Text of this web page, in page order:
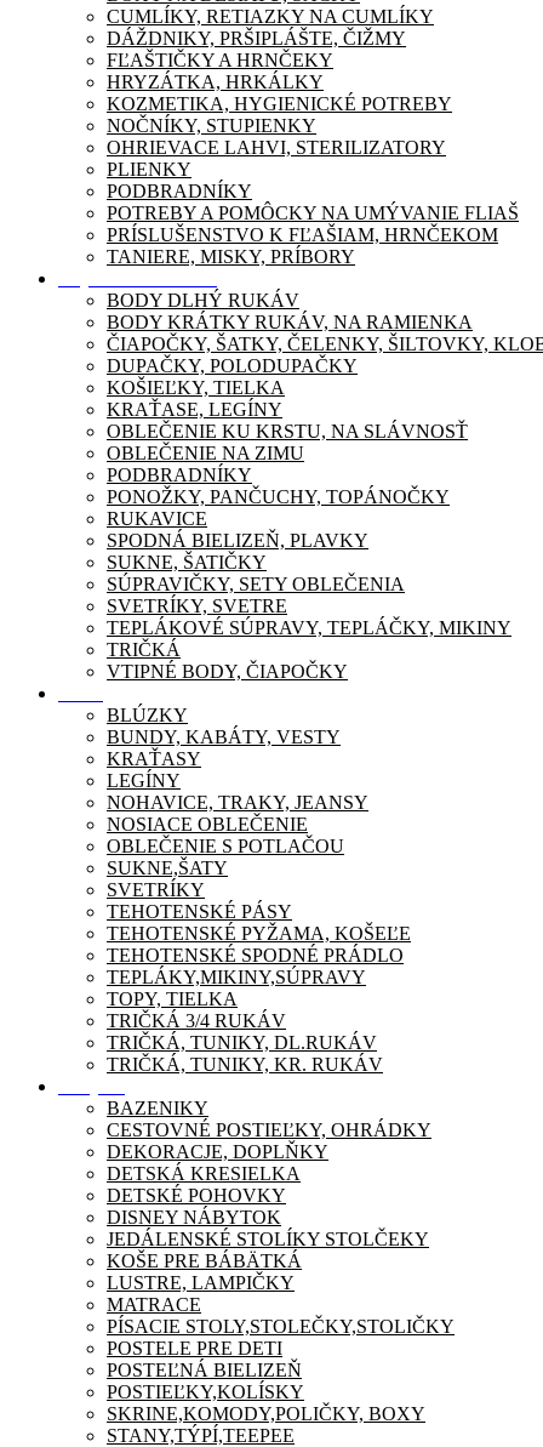
CUMLÍKY, RETIAZKY NA CUMLÍKY
DÁŽDNIKY, PRŠIPLÁŠTE, ČIŽMY
FĽAŠTIČKY A HRNČEKY
HRYZÁTKA, HRKÁLKY
KOZMETIKA, HYGIENICKÉ POTREBY
NOČNÍKY, STUPIENKY
OHRIEVACE LAHVI, STERILIZATORY
PLIENKY
PODBRADNÍKY
POTREBY A POMÔCKY NA UMÝVANIE FLIAŠ
PRÍSLUŠENSTVO K FĽAŠIAM, HRNČEKOM
TANIERE, MISKY, PRÍBORY
BODY DLHÝ RUKÁV
BODY KRÁTKY RUKÁV, NA RAMIENKA
ČIAPOČKY, ŠATKY, ČELENKY, ŠILTOVKY,
DUPAČKY, POLODUPAČKY
KOŠIEĽKY, TIELKA
KRAŤASE, LEGÍNY
OBLEČENIE KU KRSTU, NA SLÁVNOSŤ
OBLEČENIE NA ZIMU
PODBRADNÍKY
PONOŽKY, PANČUCHY, TOPÁNOČKY
RUKAVICE
SPODNÁ BIELIZEŇ, PLAVKY
SUKNE, ŠATIČKY
SÚPRAVIČKY, SETY OBLEČENIA
SVETRÍKY, SVETRE
TEPLÁKOVÉ SÚPRAVY, TEPLÁČKY, MIKINY
TRIČKÁ
VTIPNÉ BODY, ČIAPOČKY
BLÚZKY
BUNDY, KABÁTY, VESTY
KRAŤASY
LEGÍNY
NOHAVICE, TRAKY, JEANSY
NOSIACE OBLEČENIE
OBLEČENIE S POTLAČOU
SUKNE,ŠATY
SVETRÍKY
TEHOTENSKÉ PÁSY
TEHOTENSKÉ PYŽAMA, KOŠEĽE
TEHOTENSKÉ SPODNÉ PRÁDLO
TEPLÁKY,MIKINY,SÚPRAVY
TOPY, TIELKA
TRIČKÁ 3/4 RUKÁV
TRIČKÁ, TUNIKY, DL.RUKÁV
TRIČKÁ, TUNIKY, KR. RUKÁV
BAZENIKY
CESTOVNÉ POSTIEĽKY, OHRÁDKY
DEKORACJE, DOPLŇKY
DETSKÁ KRESIELKA
DETSKÉ POHOVKY
DISNEY NÁBYTOK
JEDÁLENSKÉ STOLÍKY STOLČEKY
KOŠE PRE BÁBÄTKÁ
LUSTRE, LAMPIČKY
MATRACE
PÍSACIE STOLY,STOLEČKY,STOLIČKY
POSTELE PRE DETI
POSTEĽNÁ BIELIZEŇ
POSTIEĽKY,KOLÍSKY
SKRINE,KOMODY,POLIČKY, BOXY
STANY,TÝPÍ,TEEPEE